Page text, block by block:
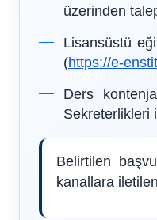
üzerinden
Lisansüstü
(https://e-
Ders
Sekreterlikleri
Belirtilen
kanallara